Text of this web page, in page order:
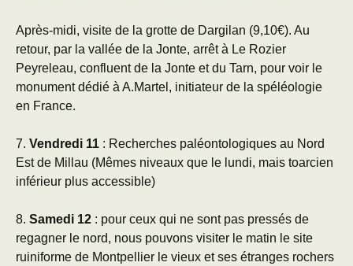
Après-midi, visite de la grotte de Dargilan (9,10€). Au
retour, par la vallée de la Jonte, arrêt à Le Rozier
Peyreleau, confluent de la Jonte et du Tarn, pour voir le
monument dédié à A.Martel, initiateur de la spéléologie
en France.
7. Vendredi 11 : Recherches paléontologiques au Nord
Est de Millau (Mêmes niveaux que le lundi, mais toarcien
inférieur plus accessible)
8. Samedi 12 : pour ceux qui ne sont pas pressés de
regagner le nord, nous pouvons visiter le matin le site
ruiniforme de Montpellier le vieux et ses étranges rochers